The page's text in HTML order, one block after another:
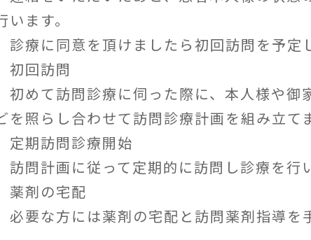
います。
療に同意を頂けましたら初回訪問を予定し
初回訪問
めて訪問診療に伺った際に、本人様や御
を照らし合わせて訪問診療計画を組み立てま
定期訪問診療開始
問計画に従って定期的に訪問し診療を行い
薬剤の宅配
要な方には薬剤の宅配と訪問薬剤指導を手